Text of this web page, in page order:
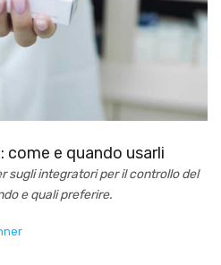
e quando usarli
sugli integratori per il controllo del
e quali preferire.